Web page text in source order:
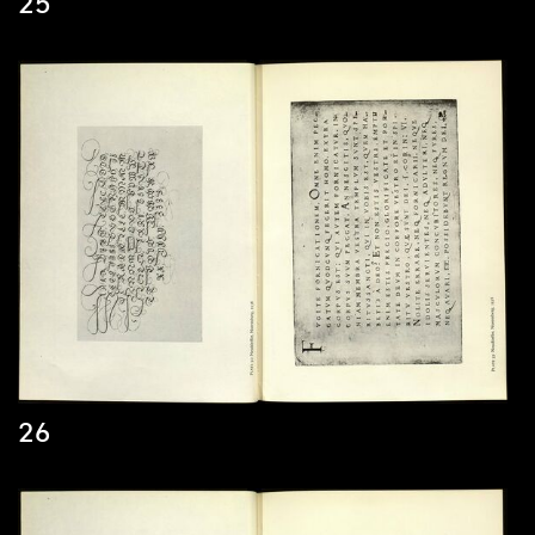
26